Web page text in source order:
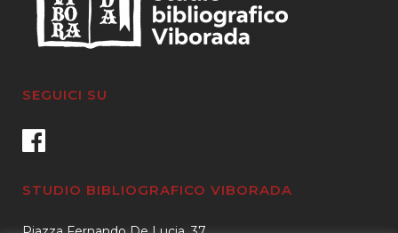
SEGUICI SU
STUDIO BIBLIOGRAFICO VIBORADA